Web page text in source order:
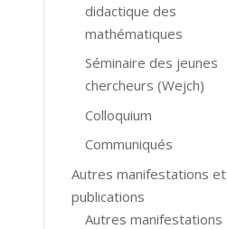
didactique des
mathématiques
Séminaire des jeunes
chercheurs (Wejch)
Colloquium
Communiqués
Autres manifestations et
publications
Autres manifestations